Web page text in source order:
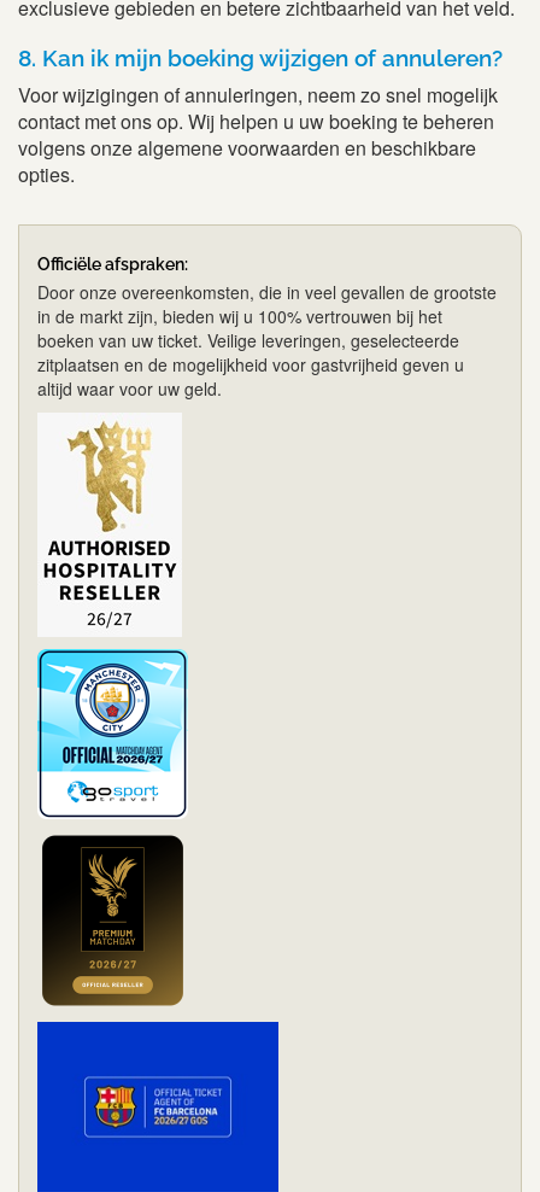
exclusieve gebieden en betere zichtbaarheid van het veld.
8. Kan ik mijn boeking wijzigen of annuleren?
Voor wijzigingen of annuleringen, neem zo snel mogelijk
contact met ons op. Wij helpen u uw boeking te beheren
volgens onze algemene voorwaarden en beschikbare
opties.
Officiële afspraken:
Door onze overeenkomsten, die in veel gevallen de grootste
in de markt zijn, bieden wij u 100% vertrouwen bij het
boeken van uw ticket. Veilige leveringen, geselecteerde
zitplaatsen en de mogelijkheid voor gastvrijheid geven u
altijd waar voor uw geld.